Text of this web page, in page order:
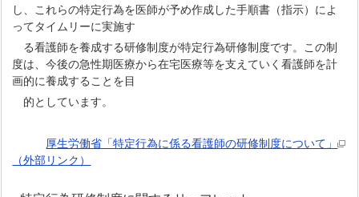
し、これらの特定行為を医師が予め作成した手順書（指示）によ
ってタイムリーに実施す
る看護師を養成する研修制度が特定行為研修制度です。この制
度は、今後の急性期医療から在宅医療等を支えていく看護師を計
画的に養成することを目
的としています。
厚生労働省「特定行為に係る看護師の研修制度について」
（外部リンク）